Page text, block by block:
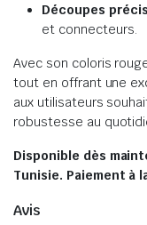
Découpes
et connecteurs.
Avec son coloris
tout en offrant une
aux utilisateurs
robustesse au
Disponible dès
Tunisie. Paiement à
Avis